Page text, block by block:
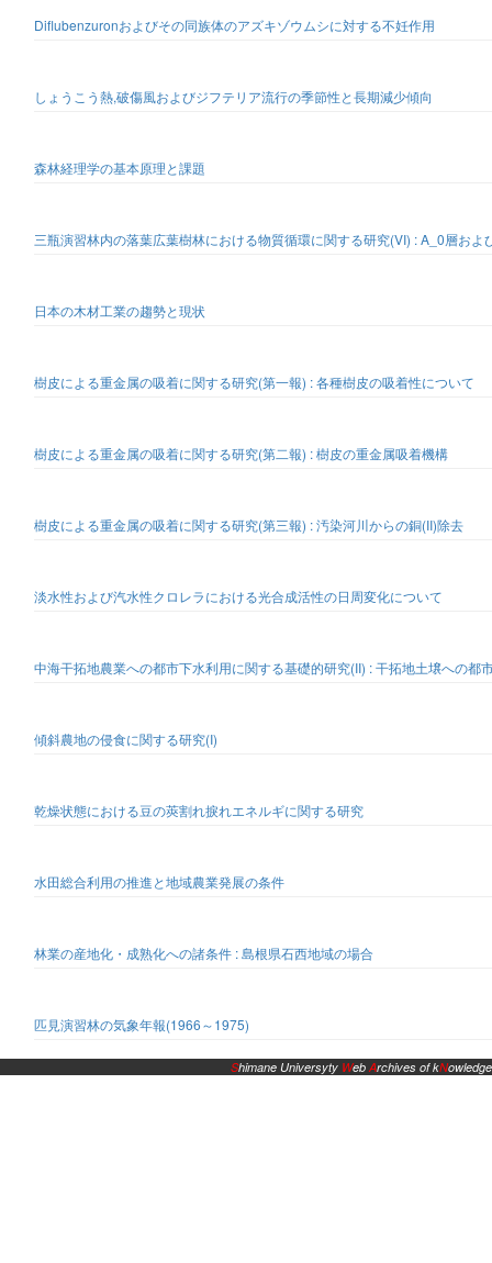
Diflubenzuronおよびその同族体のアズキゾウムシに対する不妊作用
しょうこう熱,破傷風およびジフテリア流行の季節性と長期減少傾向
森林経理学の基本原理と課題
三瓶演習林内の落葉広葉樹林における物質循環に関する研究(VI) : A_0層およ
日本の木材工業の趨勢と現状
樹皮による重金属の吸着に関する研究(第一報) : 各種樹皮の吸着性について
樹皮による重金属の吸着に関する研究(第二報) : 樹皮の重金属吸着機構
樹皮による重金属の吸着に関する研究(第三報) : 汚染河川からの銅(II)除去
淡水性および汽水性クロレラにおける光合成活性の日周変化について
中海干拓地農業への都市下水利用に関する基礎的研究(II) : 干拓地土壌への都
傾斜農地の侵食に関する研究(I)
乾燥状態における豆の莢割れ捩れエネルギに関する研究
水田総合利用の推進と地域農業発展の条件
林業の産地化・成熟化への諸条件 : 島根県石西地域の場合
匹見演習林の気象年報(1966～1975)
Shimane Universyty WebArchives of kNowledge